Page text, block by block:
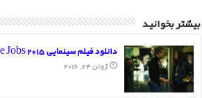
بیشتر بخوانید
دانلود فیلم سینمایی Steve Jobs 2015
ژوئن 24, 2016